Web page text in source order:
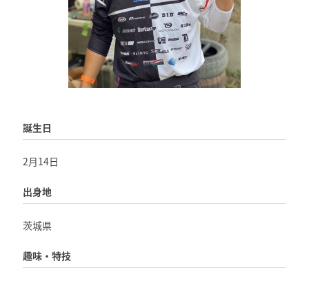
誕生日
2月14日
出身地
茨城県
趣味・特技